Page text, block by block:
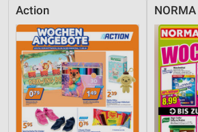
Action NORMA